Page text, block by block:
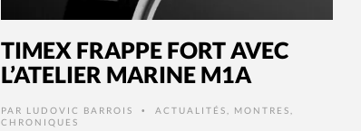
TIMEX FRAPPE FORT AVEC
L’ATELIER MARINE M1A
PAR LUDOVIC BARROIS • ACTUALITÉS MONTRES
CHRONIQUES